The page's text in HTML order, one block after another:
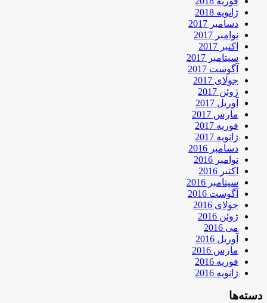
ژانویه 2018
دسامبر 2017
نوامبر 2017
اکتبر 2017
سپتامبر 2017
آگوست 2017
جولای 2017
ژوئن 2017
آوریل 2017
مارس 2017
فوریه 2017
ژانویه 2017
دسامبر 2016
نوامبر 2016
اکتبر 2016
سپتامبر 2016
آگوست 2016
جولای 2016
ژوئن 2016
می 2016
آوریل 2016
مارس 2016
فوریه 2016
ژانویه 2016
دسته‌ها